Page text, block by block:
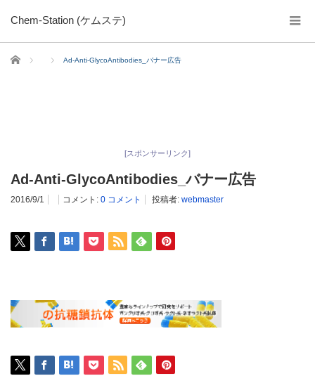
Chem-Station (ケムステ)
ホーム Ad-Anti-GlycoAntibodies_バナー広告
[スポンサーリンク]
Ad-Anti-GlycoAntibodies_バナー広告
2016/9/1 コメント: 0 コメント 投稿者: webmaster